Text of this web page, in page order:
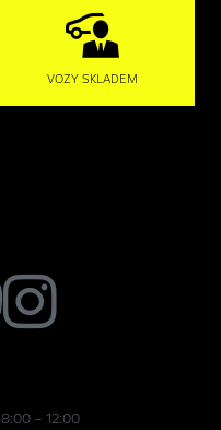
VOZY SKLADEM
8:00 – 12:00